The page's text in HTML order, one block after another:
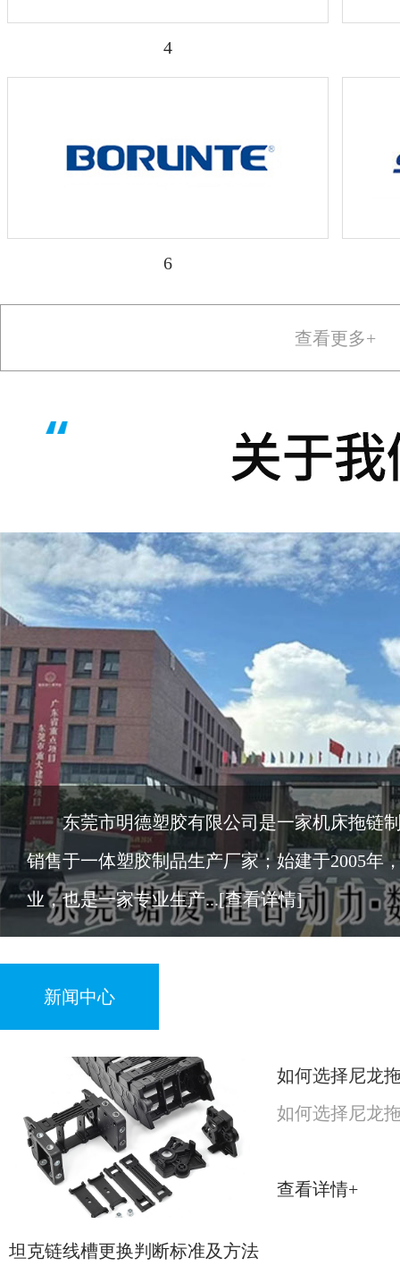
4
6
查看更多+
东莞市明德塑胶有限公司是一家机床拖链制
销售于一体塑胶制品生产厂家；始建于2005年
业，也是一家专业生产...[查看详情]
新闻中心
如何选择尼龙
如何选择尼龙
查看详情+
坦克链线槽更换判断标准及方法